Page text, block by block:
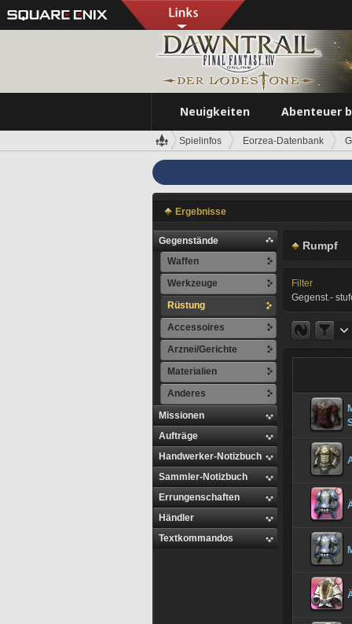
Neuigkeiten Abenteuer
Spielinfos Eorzea-Datenbank
Ergebnisse
Gegenstände
Waffen
Werkzeuge
Rüstung
Accessoires
Arznei/Gerichte
Materialien
Anderes
Missionen
Aufträge
Handwerker-Notizbuch
Sammler-Notizbuch
Errungenschaften
Händler
Textkommandos
Rumpf
Filter
Gegenst.-